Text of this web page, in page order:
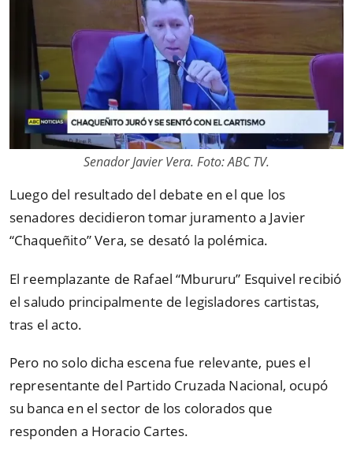
Senador Javier Vera. Foto: ABC TV.
Luego del resultado del debate en el que los
senadores decidieron tomar juramento a Javier
“Chaqueñito” Vera, se desató la polémica.
El reemplazante de Rafael “Mbururu” Esquivel recibió
el saludo principalmente de legisladores cartistas,
tras el acto.
Pero no solo dicha escena fue relevante, pues el
representante del Partido Cruzada Nacional, ocupó
su banca en el sector de los colorados que
responden a Horacio Cartes.